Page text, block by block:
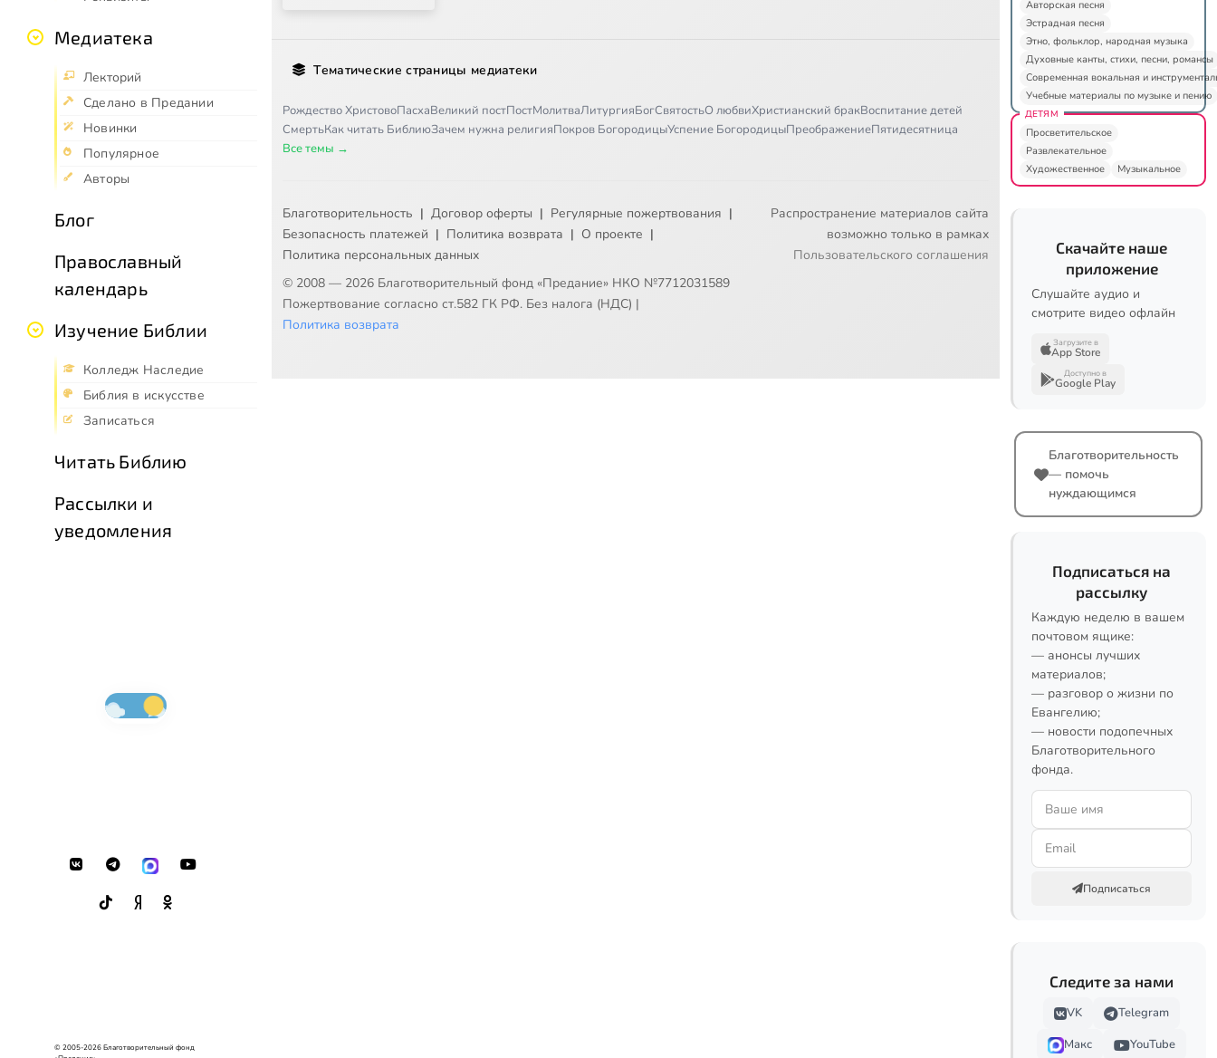
Медиатека
Лекторий
Сделано в Предании
Новинки
Популярное
Авторы
Блог
Православный
календарь
Изучение Библии
Колледж Наследие
Библия в искусстве
Записаться
Читать Библию
Рассылки и
уведомления
© 2005-2026 Благотворительный фонд
Тематические страницы медиатеки
Рождество ХристовоПасхаВеликий постПостМолитваЛитургияБогСвятостьО любвиХристианский бракВоспитание детей
СмертьКак читать БиблиюЗачем нужна религияПокров БогородицыУспение БогородицыПреображениеПятидесятница
Все темы →
Благотворительность | Договор оферты | Регулярные пожертвования |
Безопасность платежей | Политика возврата | О проекте |
Политика персональных данных
© 2008 — 2026 Благотворительный фонд «Предание» НКО №7712031589
Пожертвование согласно ст.582 ГК РФ. Без налога (НДС) |
Политика возврата
Распространение материалов сайта
возможно только в рамках
Пользовательского соглашения
Авторская песня
Эстрадная песня
Этно, фольклор, народная музыка
Духовные канты, стихи, песни, романсы
Современная вокальная и
Учебные материалы по музыке и пению
ДЕТЯМ
Просветительское
Развлекательное
Художественное
Музыкальное
Скачайте наше
приложение
Слушайте аудио и
смотрите видео офлайн
Загрузите в
App Store
Доступно в
Google Play
Благотворительность
— помочь
нуждающимся
Подписаться на
рассылку
Каждую неделю в вашем
почтовом ящике:
— анонсы лучших
материалов;
— разговор о жизни по
Евангелию;
— новости подопечных
Благотворительного
фонда.
Подписаться
Следите за нами
VK
Telegram
Макс
YouTube